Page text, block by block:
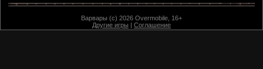
Варвары (c) 2026 Overmobile, 16+
Другие игры | Соглашение